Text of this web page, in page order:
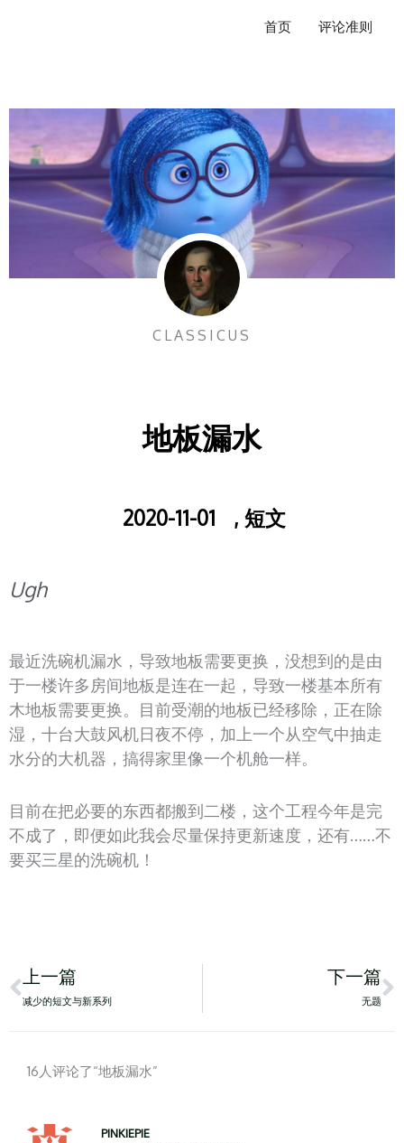
首页 评论准则
CLASSICUS
地板漏水
2020-11-01 , 短文
Ugh
最近洗碗机漏水，导致地板需要更换，没想到的是由
于一楼许多房间地板是连在一起，导致一楼基本所有
木地板需要更换。目前受潮的地板已经移除，正在除
湿，十台大鼓风机日夜不停，加上一个从空气中抽走
水分的大机器，搞得家里像一个机舱一样。
目前在把必要的东西都搬到二楼，这个工程今年是完
不成了，即便如此我会尽量保持更新速度，还有……不
要买三星的洗碗机！
Prev
上一篇
减少的短文与新系列
下一篇
无题
16人评论了“地板漏水”
PINKIEPIE